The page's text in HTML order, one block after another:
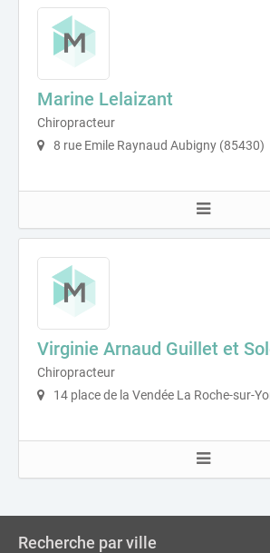
Marine Lelaizant
Chiropracteur
8 rue Emile Raynaud Aubigny (85430)
Virginie Arnaud Guillet et
Chiropracteur
14 place de la Vendée La Roche-sur-
Recherche par ville